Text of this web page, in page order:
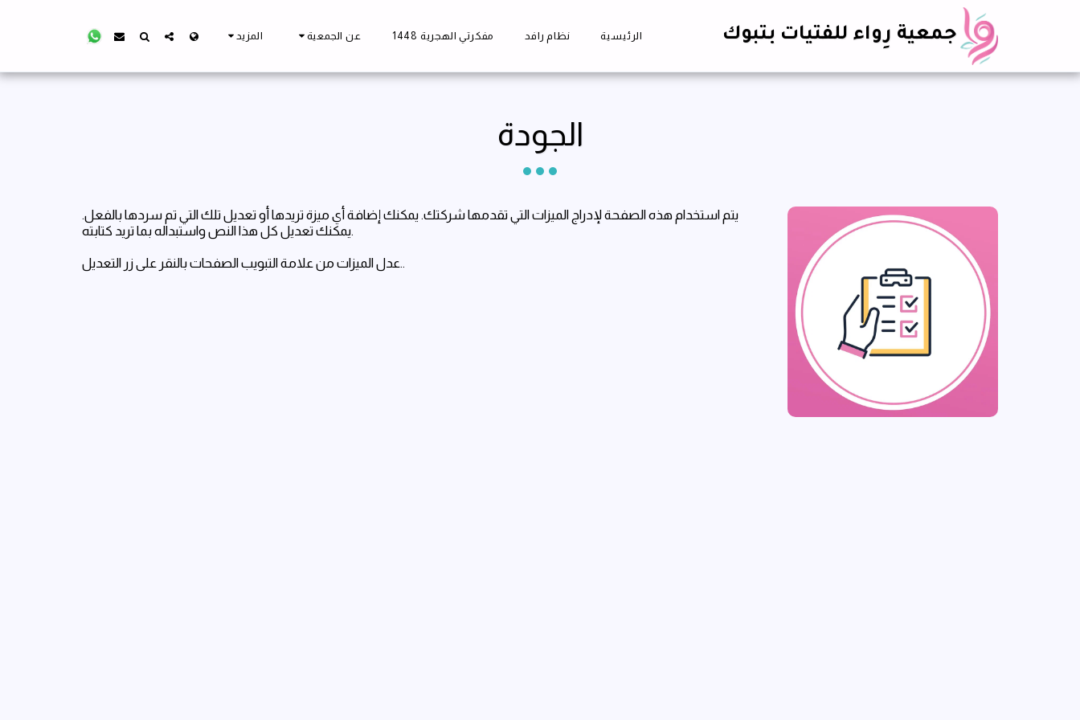
جمعية رِواء للفتيات بتبوك الرئيسية نظام رافد مفكرتي الهجرية 1448 عن الجمعية المزيد
الجودة
يتم استخدام هذه الصفحة لإدراج الميزات التي تقدمها شركتك. يمكنك إضافة أي ميزة تريدها أو تعديل تلك التي تم سردها بالفعل.
يمكنك تعديل كل هذا النص واستبداله بما تريد كتابته.
عدل الميزات من علامة التبويب الصفحات بالنقر على زر التعديل..